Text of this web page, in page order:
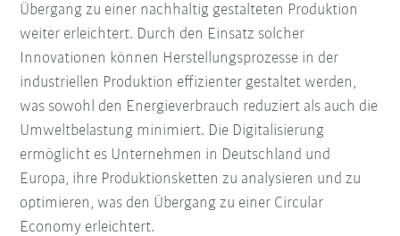
Übergang zu einer nachhaltig gestalteten Produktion
weiter erleichtert. Durch den Einsatz solcher
Innovationen können Herstellungsprozesse in der
industriellen Produktion effizienter gestaltet werden,
was sowohl den Energieverbrauch reduziert als auch die
Umweltbelastung minimiert. Die Digitalisierung
ermöglicht es Unternehmen in Deutschland und
Europa, ihre Produktionsketten zu analysieren und zu
optimieren, was den Übergang zu einer Circular
Economy erleichtert.